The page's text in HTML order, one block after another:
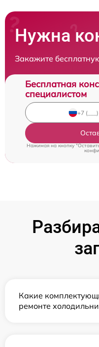
Нужна
Закажите
Бесплатная
специалистом
Нажимая на кнопку
Какие
ремонте